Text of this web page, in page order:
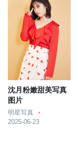
沈月粉嫩甜美写真
图片
明星写真
2025-06-23